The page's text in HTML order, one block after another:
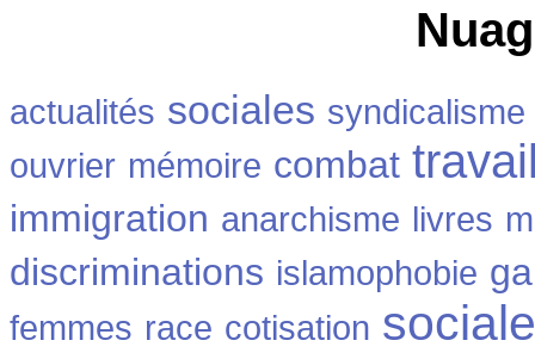
actualités sociales syndicalisme
ouvrier mémoire combat
immigration anarchisme livres
discriminations islamophobie
femmes race cotisation sociale